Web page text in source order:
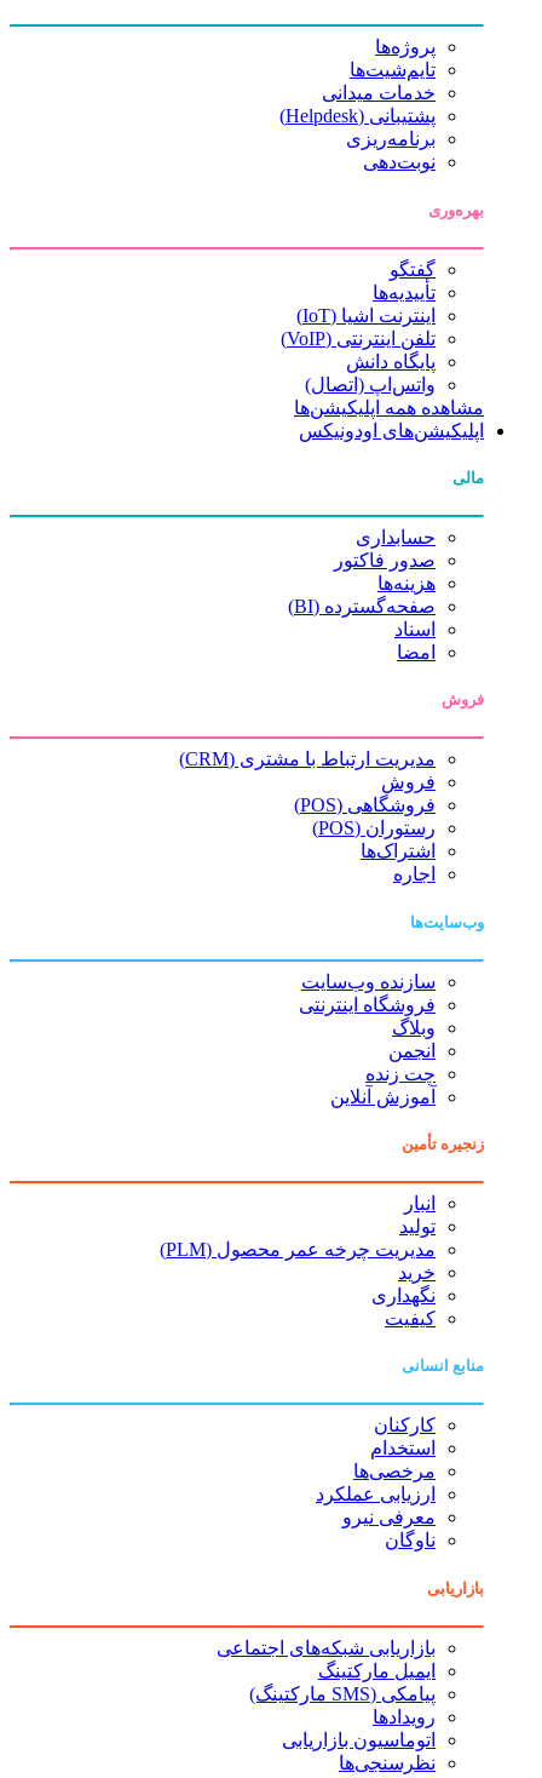
پروژه‌ها
تایم‌شیت‌ها
خدمات میدانی
پشتیبانی (Helpdesk)
برنامه‌ریزی
نوبت‌دهی
بهره‌وری
گفتگو
تأییدیه‌ها
اینترنت اشیا (IoT)
تلفن اینترنتی (VoIP)
پایگاه دانش
واتس‌اپ (اتصال)
مشاهده همه اپلیکیشن‌ها
اپلیکیشن‌های اودونیکس
مالی
حسابداری
صدور فاکتور
هزینه‌ها
صفحه‌گسترده (BI)
اسناد
امضا
فروش
مدیریت ارتباط با مشتری (CRM)
فروش
فروشگاهی (POS)
رستوران (POS)
اشتراک‌ها
اجاره
وب‌سایت‌ها
سازنده وب‌سایت
فروشگاه اینترنتی
وبلاگ
انجمن
چت زنده
آموزش آنلاین
زنجیره تأمین
انبار
تولید
مدیریت چرخه عمر محصول (PLM)
خرید
نگهداری
کیفیت
منابع انسانی
کارکنان
استخدام
مرخصی‌ها
ارزیابی عملکرد
معرفی نیرو
ناوگان
بازاریابی
بازاریابی شبکه‌های اجتماعی
ایمیل مارکتینگ
پیامکی (SMS مارکتینگ)
رویدادها
اتوماسیون بازاریابی
نظرسنجی‌ها